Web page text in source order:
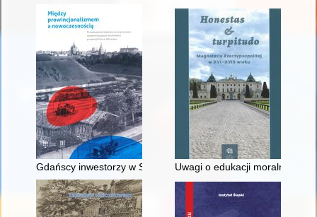
Gdańscy inwestorzy w Sopocie : prestiż finansowy i
Uwagi o edukacji moralnej